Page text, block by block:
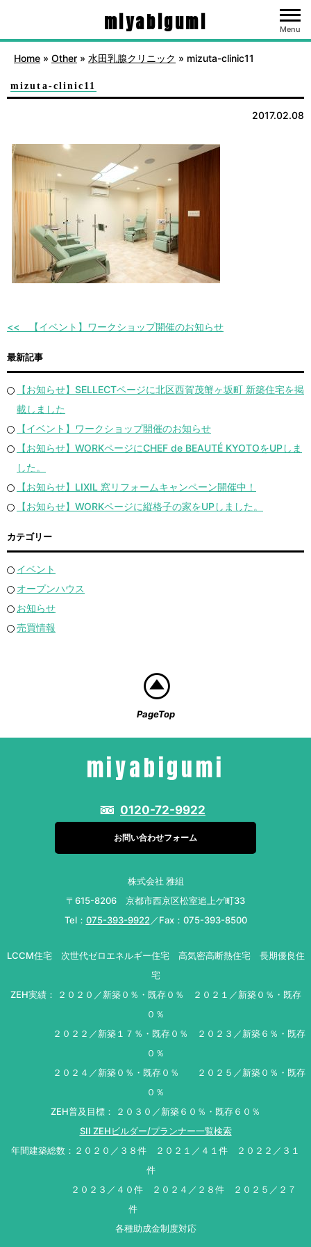
miyabigumi Menu
Home » Other » 水田乳腺クリニック » mizuta-clinic11
mizuta-clinic11
2017.02.08
【イベント】ワークショップ開催のお知らせ
最新記事
【お知らせ】SELLECTページに北区西賀茂蟹ヶ坂町 新築住宅を掲
載しました
【イベント】ワークショップ開催のお知らせ
【お知らせ】WORKページにCHEF de BEAUTÉ KYOTOをUPしま
した。
【お知らせ】LIXIL 窓リフォームキャンペーン開催中！
【お知らせ】WORKページに縦格子の家をUPしました。
カテゴリー
イベント
オープンハウス
お知らせ
売買情報
PageTop
miyabigumi
0120-72-9922
お問い合わせフォーム
株式会社 雅組
〒615-8206 京都市西京区松室追上ゲ町33
Tel： 075-393-9922 ／Fax：075-393-8500
LCCM住宅 次世代ゼロエネルギー住宅 高気密高断熱住宅 長期優良住
宅
ZEH実績： ２０２０／新築０％・既存０％ ２０２１／新築０％・既存
０％
２０２２／新築１７％・既存０％ ２０２３／新築６％・既存
０％
２０２４／新築０％・既存０％ ２０２５／新築０％・既存
０％
ZEH普及目標： ２０３０／新築６０％・既存６０％
SII ZEHビルダー/プランナー一覧検索
年間建築総数：２０２０／３８件 ２０２１／４１件 ２０２２／３１
件
２０２３／４０件 ２０２４／２８件 ２０２５／２７
件
各種助成金制度対応